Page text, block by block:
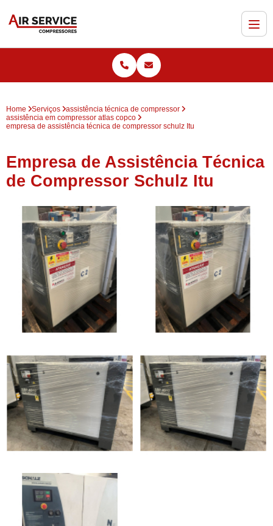
Home Serviços
assistência técnica de compressor
assistência em compressor atlas copco
empresa de assistência técnica de compressor schulz Itu
Empresa de Assistência Técnica
de Compressor Schulz Itu